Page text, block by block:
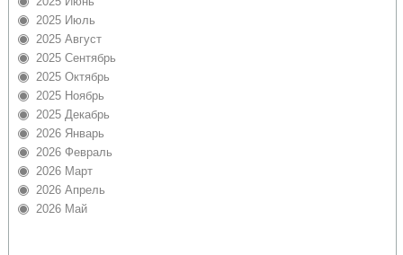
2025 Июль
2025 Август
2025 Сентябрь
2025 Октябрь
2025 Ноябрь
2025 Декабрь
2026 Январь
2026 Февраль
2026 Март
2026 Апрель
2026 Май